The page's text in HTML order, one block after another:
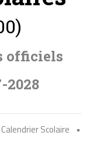
officiels
2028
Calendrier Scolaire
•